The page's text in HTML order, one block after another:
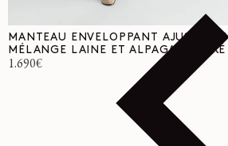
MANTEAU ENVELOPPANT AJUSTÉ EN
MÉLANGE LAINE ET ALPAGA FEUTRÉ
Prix
1.690€